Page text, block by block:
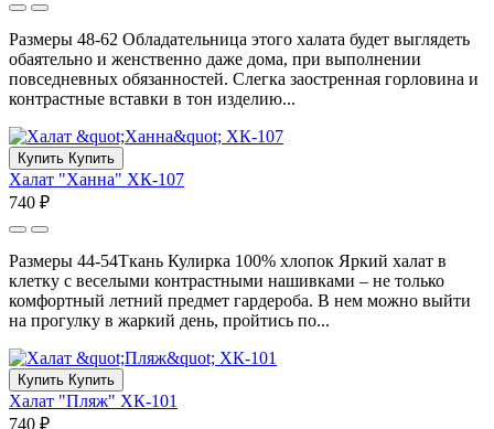
Размеры 48-62 Обладательница этого халата будет выглядеть
обаятельно и женственно даже дома, при выполнении
повседневных обязанностей. Слегка заостренная горловина и
контрастные вставки в тон изделию...
Купить Купить
Халат "Ханна" ХК-107
740 ₽
Размеры 44-54Ткань Кулирка 100% хлопок Яркий халат в
клетку с веселыми контрастными нашивками – не только
комфортный летний предмет гардероба. В нем можно выйти
на прогулку в жаркий день, пройтись по...
Купить Купить
Халат "Пляж" ХК-101
740 ₽